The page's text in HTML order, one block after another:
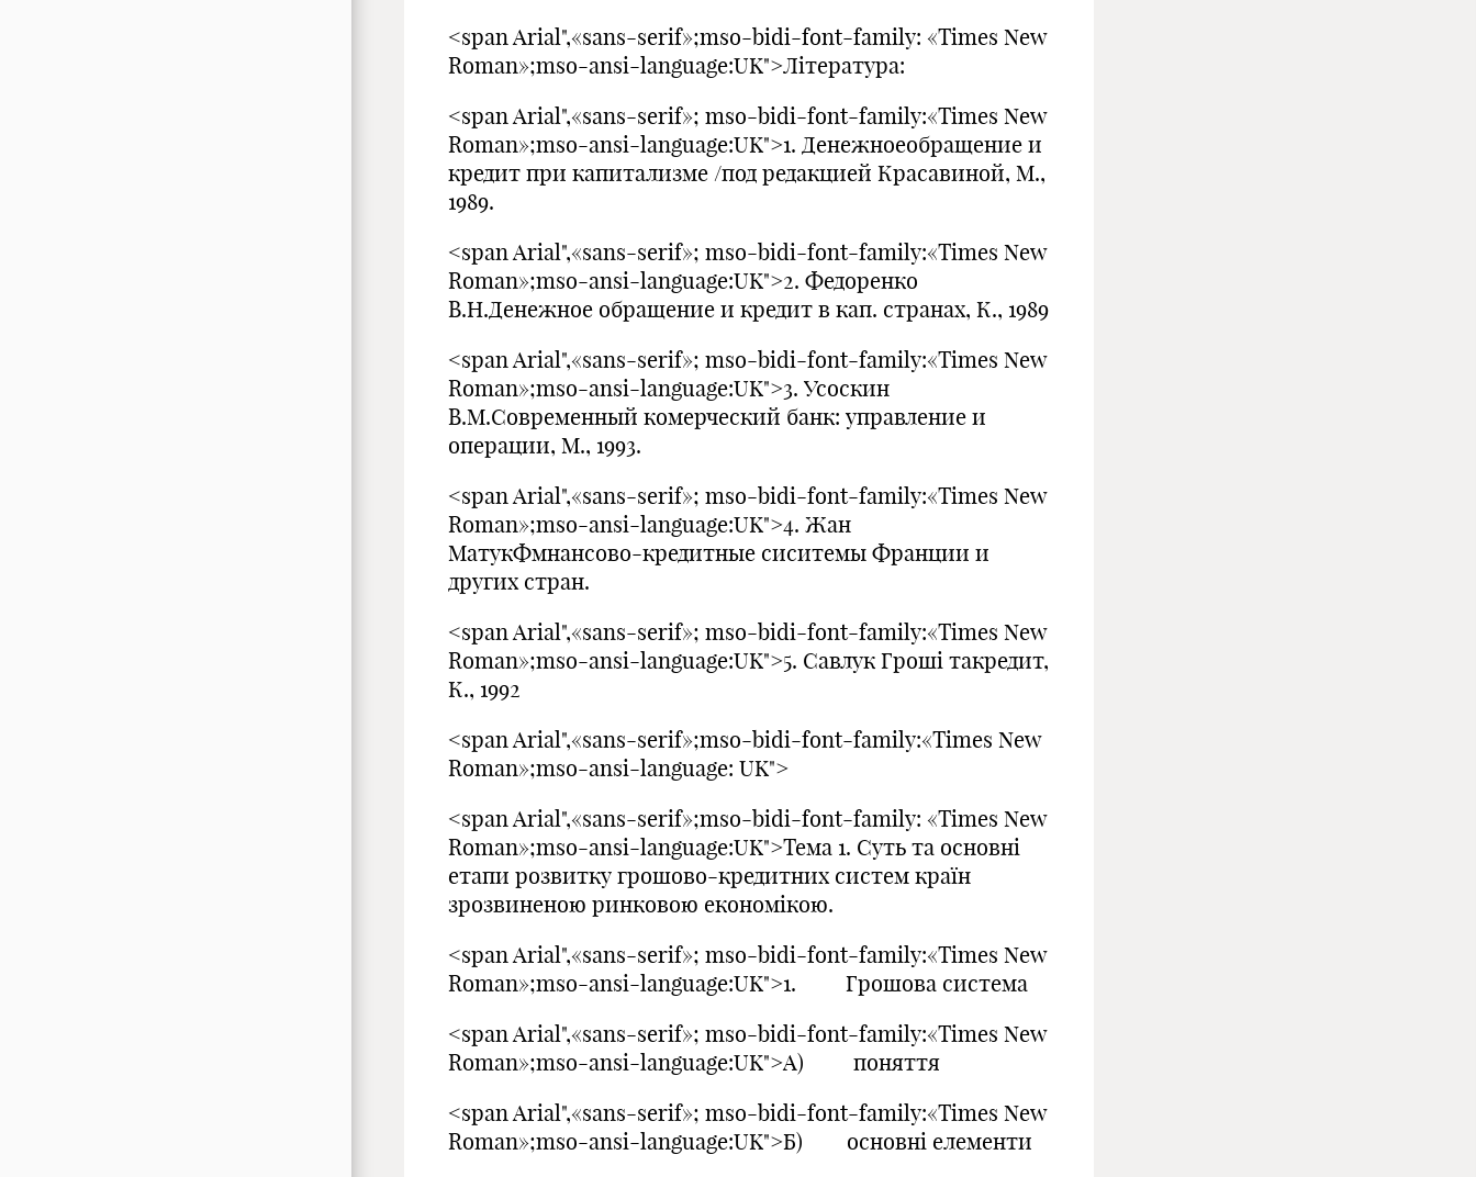
<span Arial",«sans-serif»;mso-bidi-font-family: «Times New
Roman»;mso-ansi-language:UK">Література:
<span Arial",«sans-serif»; mso-bidi-font-family:«Times New
Roman»;mso-ansi-language:UK">1. Денежноеобращение и
кредит при капитализме /под редакцией Красавиной, М.,
1989.
<span Arial",«sans-serif»; mso-bidi-font-family:«Times New
Roman»;mso-ansi-language:UK">2. Федоренко
В.Н.Денежное обращение и кредит в кап. странах, К., 1989
<span Arial",«sans-serif»; mso-bidi-font-family:«Times New
Roman»;mso-ansi-language:UK">3. Усоскин
В.М.Современный комерческий банк: управление и
операции, М., 1993.
<span Arial",«sans-serif»; mso-bidi-font-family:«Times New
Roman»;mso-ansi-language:UK">4. Жан
МатукФмнансово-кредитные сиситемы Франции и
других стран.
<span Arial",«sans-serif»; mso-bidi-font-family:«Times New
Roman»;mso-ansi-language:UK">5. Савлук Гроші такредит,
К., 1992
<span Arial",«sans-serif»;mso-bidi-font-family:«Times New
Roman»;mso-ansi-language: UK">
<span Arial",«sans-serif»;mso-bidi-font-family: «Times New
Roman»;mso-ansi-language:UK">Тема 1. Суть та основні
етапи розвитку грошово-кредитних систем країн
зрозвиненою ринковою економікою.
<span Arial",«sans-serif»; mso-bidi-font-family:«Times New
Roman»;mso-ansi-language:UK">1. Грошова система
<span Arial",«sans-serif»; mso-bidi-font-family:«Times New
Roman»;mso-ansi-language:UK">A) поняття
<span Arial",«sans-serif»; mso-bidi-font-family:«Times New
Roman»;mso-ansi-language:UK">Б) основні елементи